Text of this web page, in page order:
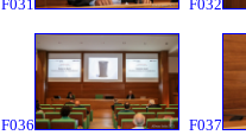
F031 F032
F036 F037